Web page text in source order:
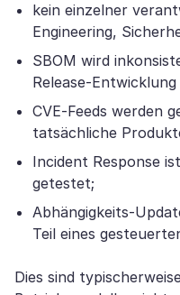
kein einzelner
Engineering,
SBOM wird
Release-
CVE-Feeds werden
tatsächliche
Incident Response
getestet;
Abhängigkeits-
Teil eines
Dies sind